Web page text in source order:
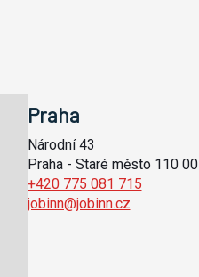
Praha
Národní 43
Praha - Staré město 110 00
+420 775 081 715
jobinn@jobinn.cz